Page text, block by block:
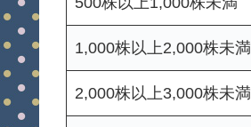
1,000株以上2,000株未満
2,000株以上3,000株未満